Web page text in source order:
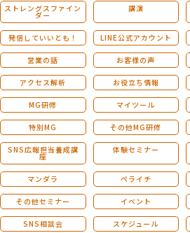
ストレングスファイン
ダー
講演
発信していいとも！ LINE公式アカウント
営業の話 お客様の声
アクセス解析 お役立ち情報
MG研修 マイツール
特別MG その他MG研修
SNS広報担当養成講
座
体験セミナー
マンダラ ペライチ
その他セミナー イベント
SNS相談会 スケジュール